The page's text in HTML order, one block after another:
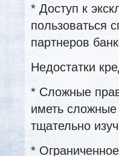
* Доступ к
пользоваться
партнеров
Недостатки
* Сложные
иметь
тщательно
*